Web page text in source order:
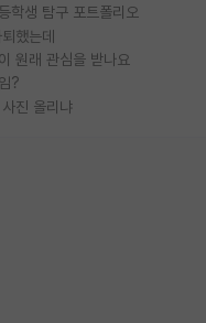
학생 탐구 포트폴리오
했는데
원래 관심을 받나요
?
진 올리냐